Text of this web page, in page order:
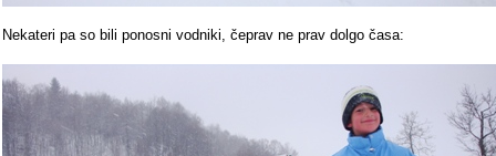
Nekateri pa so bili ponosni vodniki, čeprav ne prav dolgo časa: